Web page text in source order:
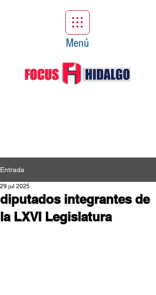
Menú
Entrada
diputados integrantes de
la LXVI Legislatura
29 jul 2025